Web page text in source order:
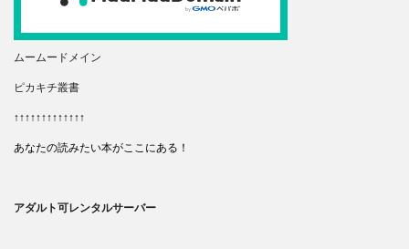
ムームードメイン
ピカキチ叢書
↑↑↑↑↑↑↑↑↑↑↑↑↑
あなたの読みたい本がここにある！
アダルト可レンタルサーバー